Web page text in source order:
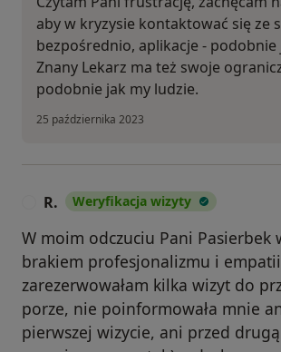
aby w kryzysie kontaktować się ze
bezpośrednio, aplikacje - podobnie
Znany Lekarz ma też swoje
podobnie jak my ludzie.
25 października 2023
R. Weryfikacja wizyty
W moim odczuciu Pani Pasierbek
brakiem profesjonalizmu i
zarezerwowałam kilka wizyt do
porze, nie poinformowała mnie
pierwszej wizycie, ani przed